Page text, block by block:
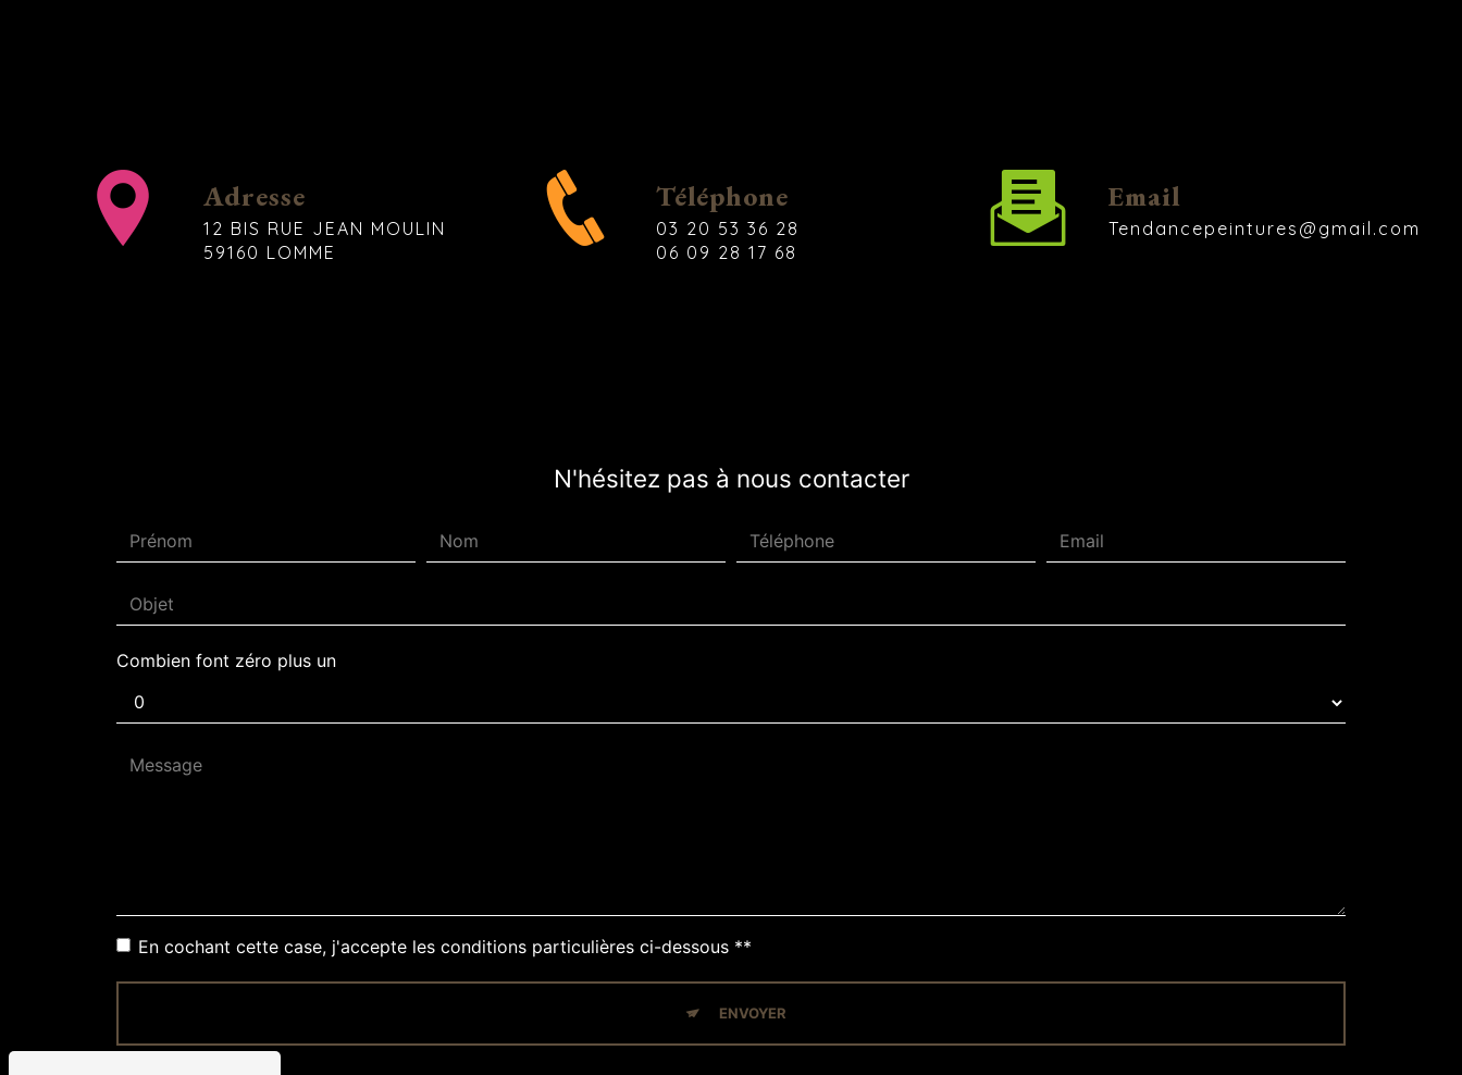
Adresse
12 BIS RUE JEAN MOULIN
59160 LOMME
Téléphone
03 20 53 36 28
06 09 28 17 68
Email
tendancepeintures@gmail.com
N'hésitez pas à nous contacter
Combien font zéro plus un
En cochant cette case, j'accepte les conditions particulières ci-dessous **
ENVOYER